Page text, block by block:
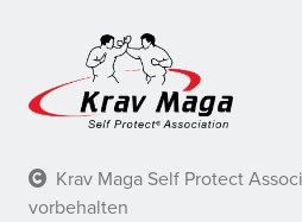
Krav Maga Self Protect
vorbehalten